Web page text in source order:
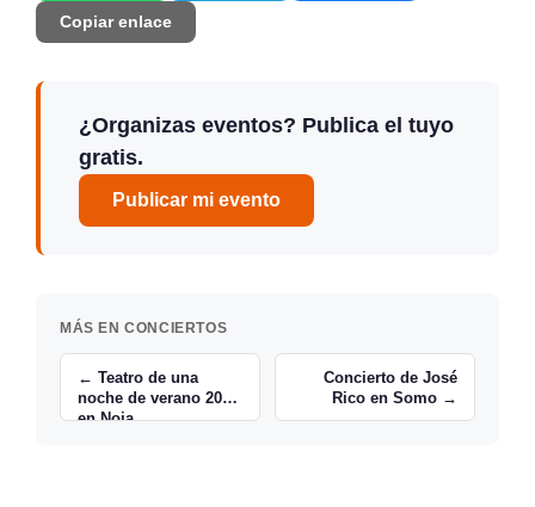
Copiar enlace
¿Organizas eventos? Publica el tuyo
gratis.
Publicar mi evento
MÁS EN CONCIERTOS
← Teatro de una
noche de verano 2015
en Noja
Concierto de José
Rico en Somo →